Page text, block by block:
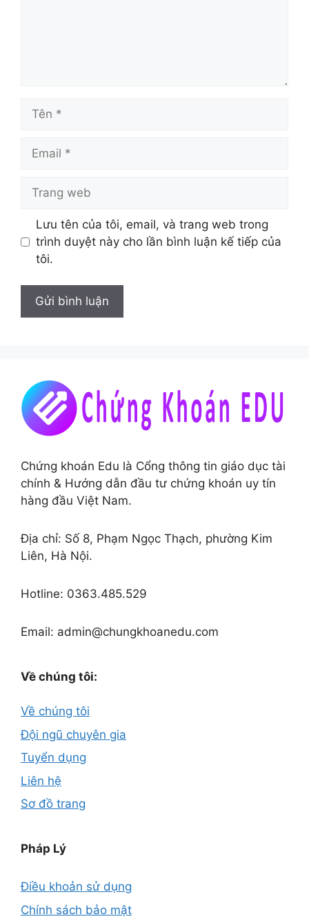
web
Lưu tên của tôi, email, và trang web trong
trình duyệt này cho lần bình luận kế tiếp của
tôi.
Chứng khoán Edu là Cổng thông tin giáo dục tài
chính & Hướng dẫn đầu tư chứng khoán uy tín
hàng đầu Việt Nam.
Địa chỉ: Số 8, Phạm Ngọc Thạch, phường Kim
Liên, Hà Nội.
Hotline: 0363.485.529
Email: admin@chungkhoanedu.com
Về chúng tôi:
Về chúng tôi
Đội ngũ chuyên gia
Tuyển dụng
Liên hệ
Sơ đồ trang
Pháp Lý
Điều khoản sử dụng
Chính sách bảo mật